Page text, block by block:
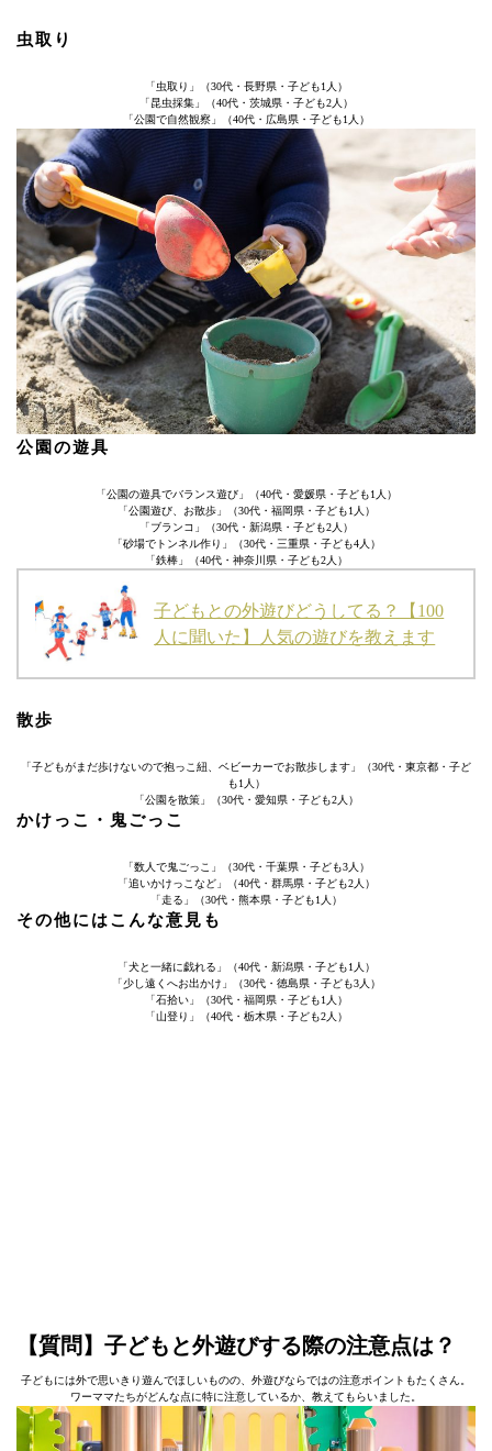
虫取り
「虫取り」（30代・長野県・子ども1人）
「昆虫採集」（40代・茨城県・子ども2人）
「公園で自然観察」（40代・広島県・子ども1人）
公園の遊具
「公園の遊具でバランス遊び」（40代・愛媛県・子ども1人）
「公園遊び、お散歩」（30代・福岡県・子ども1人）
「ブランコ」（30代・新潟県・子ども2人）
「砂場でトンネル作り」（30代・三重県・子ども4人）
「鉄棒」（40代・神奈川県・子ども2人）
子どもとの外遊びどうしてる？【100
人に聞いた】人気の遊びを教えます
散歩
「子どもがまだ歩けないので抱っこ紐、ベビーカーでお散歩します」（30代・東京都・子ど
も1人）
「公園を散策」（30代・愛知県・子ども2人）
かけっこ・鬼ごっこ
「数人で鬼ごっこ」（30代・千葉県・子ども3人）
「追いかけっこなど」（40代・群馬県・子ども2人）
「走る」（30代・熊本県・子ども1人）
その他にはこんな意見も
「犬と一緒に戯れる」（40代・新潟県・子ども1人）
「少し遠くへお出かけ」（30代・徳島県・子ども3人）
「石拾い」（30代・福岡県・子ども1人）
「山登り」（40代・栃木県・子ども2人）
【質問】子どもと外遊びする際の注意点は？
子どもには外で思いきり遊んでほしいものの、外遊びならではの注意ポイントもたくさん。
ワーママたちがどんな点に特に注意しているか、教えてもらいました。